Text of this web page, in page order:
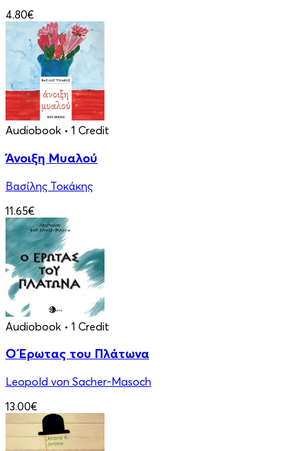
4.80€
Audiobook • 1 Credit
Άνοιξη Μυαλού
Βασίλης Τοκάκης
11.65€
Audiobook • 1 Credit
Ο Έρωτας του Πλάτωνα
Leopold von Sacher-Masoch
13.00€